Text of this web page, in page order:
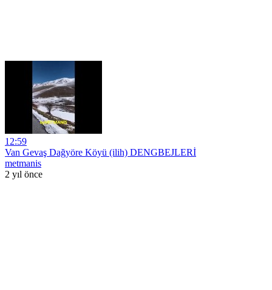
12:59
Van Gevaş Dağyöre Köyü (ilih) DENGBEJLERİ
metmanis
2 yıl önce